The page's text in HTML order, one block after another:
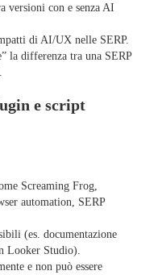
versioni con e senza AI
di AI/UX nelle SERP.
la differenza tra una SERP
e script
Screaming Frog,
automation, SERP
(es. documentazione
Looker Studio).
e non può essere